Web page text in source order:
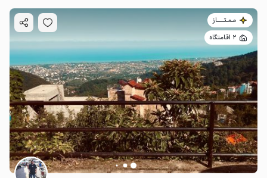
1.23میلیون ت 4.9
مـمـتــــــاز
2 اقامتگاه